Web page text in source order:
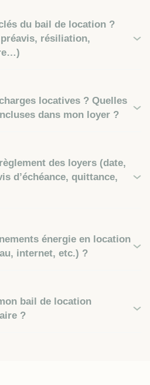
du bail de location ?
préavis, résiliation,
locatives ? Quelles
dans mon loyer ?
des loyers (date,
d’échéance, quittance,
énergie en location
internet, etc.) ?
bail de location
?